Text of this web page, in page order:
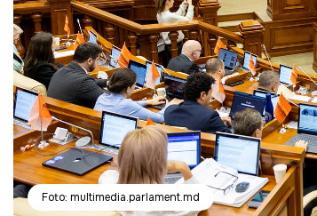
Foto: multimedia.parlament.md